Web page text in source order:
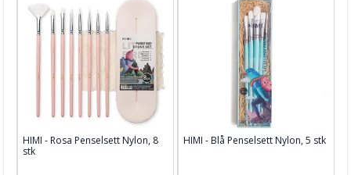
HIMI - Rosa Penselsett Nylon, 8
stk
HIMI - Blå Penselsett Nylon, 5 stk